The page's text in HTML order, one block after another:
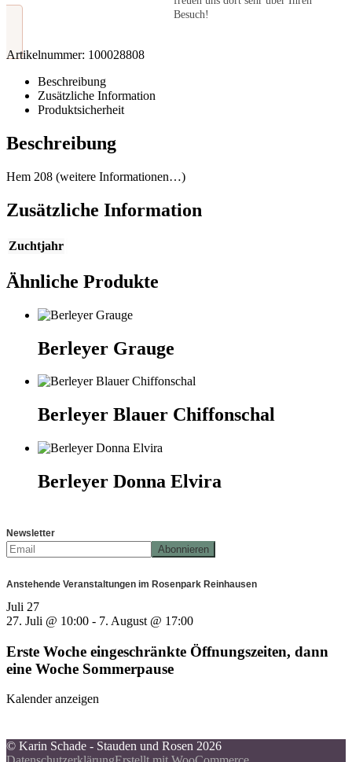
Besuch!
Artikelnummer: 100028808
Beschreibung
Zusätzliche Information
Produktsicherheit
Beschreibung
Hem 208 (weitere Informationen…)
Zusätzliche Information
Zuchtjahr
Ähnliche Produkte
Berleyer Grauge
Berleyer Blauer Chiffonschal
Berleyer Donna Elvira
Newsletter
Anstehende Veranstaltungen im Rosenpark Reinhausen
Juli 27
27. Juli @ 10:00 - 7. August @ 17:00
Erste Woche eingeschränkte Öffnungszeiten, dann
eine Woche Sommerpause
Kalender anzeigen
© Karin Schade - Stauden und Rosen 2026